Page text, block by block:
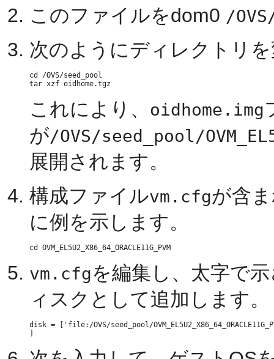
このファイルをdom0 /
次のようにディレクトリ
cd /OVS/seed_pool
これにより、 oidhome.img
が/OVS/seed_pool/
展開されます。
構成ファイルvm.cfgが含
に例を示します。
vm.cfgを編集し、太字で
ィスクとして追加します。
disk = ['file:/OVS/seed_pool/